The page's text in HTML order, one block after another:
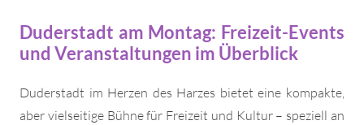
Duderstadt am Montag: Freizeit-Events
und Veranstaltungen im Überblick
Duderstadt im Herzen des Harzes bietet eine kompakte,
aber vielseitige Bühne für Freizeit und Kultur – speziell an